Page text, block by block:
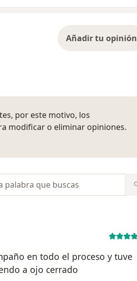
Añadir tu opinión
por este motivo, los
modificar o eliminar opiniones.
en todo el proceso y tuve
a ojo cerrado